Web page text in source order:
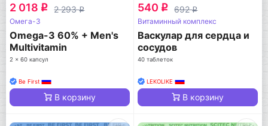
2 018 q 2 293q
Омега-3
Omega-3 60% + Men's
Multivitamin
2 x 60 капсул
Be First
В корзину
540 q 692q
Витаминный комплекс
Васкулар для сердца и
сосудов
40 таблеток
LEKOLIKE
В корзину